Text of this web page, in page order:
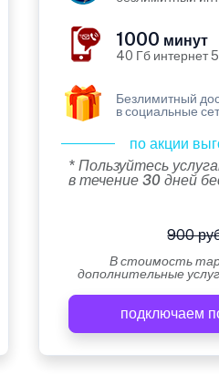
1000 минут
40 Гб интернет
Безлимитный
в социальные
по акции
* Пользуйтесь
в течение 30 дней
900
В стоимость
дополнительные
подключаем